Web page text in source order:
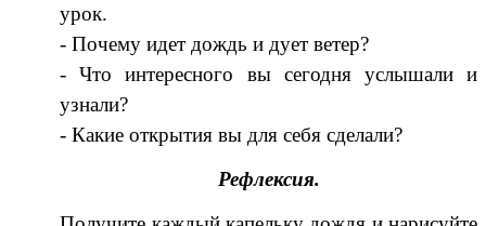
урок.
- Почему идет дождь и дует ветер?
- Что интересного вы сегодня услышали и
узнали?
- Какие открытия вы для себя сделали?
Рефлексия.